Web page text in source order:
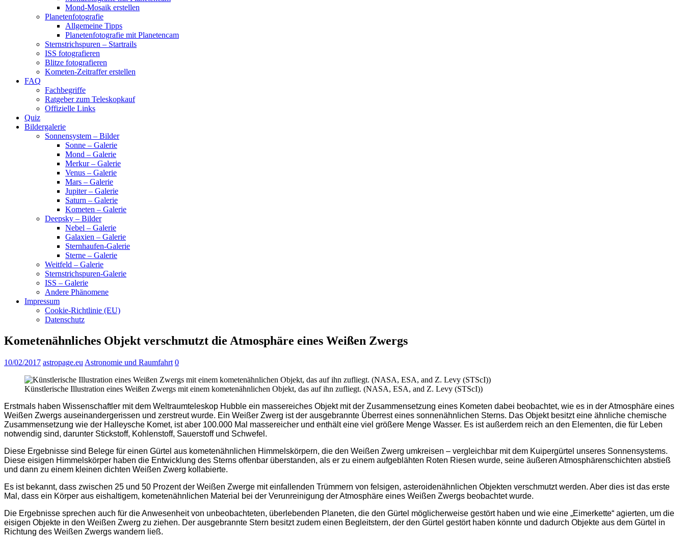
Mond-Mosaik erstellen
Planetenfotografie
Allgemeine Tipps
Planetenfotografie mit Planetencam
Sternstrichspuren – Startrails
ISS fotografieren
Blitze fotografieren
Kometen-Zeitraffer erstellen
FAQ
Fachbegriffe
Ratgeber zum Teleskopkauf
Offizielle Links
Quiz
Bildergalerie
Sonnensystem – Bilder
Sonne – Galerie
Mond – Galerie
Merkur – Galerie
Venus – Galerie
Mars – Galerie
Jupiter – Galerie
Saturn – Galerie
Kometen – Galerie
Deepsky – Bilder
Nebel – Galerie
Galaxien – Galerie
Sternhaufen-Galerie
Sterne – Galerie
Weitfeld – Galerie
Sternstrichspuren-Galerie
ISS – Galerie
Andere Phänomene
Impressum
Cookie-Richtlinie (EU)
Datenschutz
Kometenähnliches Objekt verschmutzt die Atmosphäre eines Weißen Zwergs
10/02/2017 astropage.eu Astronomie und Raumfahrt 0
Künstlerische Illustration eines Weißen Zwergs mit einem kometenähnlichen Objekt, das auf ihn zufliegt. (NASA, ESA, and Z. Levy (STScI))
Erstmals haben Wissenschaftler mit dem Weltraumteleskop Hubble ein massereiches Objekt mit der Zusammensetzung eines Kometen dabei beobachtet, wie es in der Atmosphäre eines
Weißen Zwergs auseinandergerissen und zerstreut wurde. Ein Weißer Zwerg ist der ausgebrannte Überrest eines sonnenähnlichen Sterns. Das Objekt besitzt eine ähnliche chemische
Zusammensetzung wie der Halleysche Komet, ist aber 100.000 Mal massereicher und enthält eine viel größere Menge Wasser. Es ist außerdem reich an den Elementen, die für Leben
notwendig sind, darunter Stickstoff, Kohlenstoff, Sauerstoff und Schwefel.
Diese Ergebnisse sind Belege für einen Gürtel aus kometenähnlichen Himmelskörpern, die den Weißen Zwerg umkreisen – vergleichbar mit dem Kuipergürtel unseres Sonnensystems.
Diese eisigen Himmelskörper haben die Entwicklung des Sterns offenbar überstanden, als er zu einem aufgeblähten Roten Riesen wurde, seine äußeren Atmosphärenschichten abstieß
und dann zu einem kleinen dichten Weißen Zwerg kollabierte.
Es ist bekannt, dass zwischen 25 und 50 Prozent der Weißen Zwerge mit einfallenden Trümmern von felsigen, asteroidenähnlichen Objekten verschmutzt werden. Aber dies ist das erste
Mal, dass ein Körper aus eishaltigem, kometenähnlichen Material bei der Verunreinigung der Atmosphäre eines Weißen Zwergs beobachtet wurde.
Die Ergebnisse sprechen auch für die Anwesenheit von unbeobachteten, überlebenden Planeten, die den Gürtel möglicherweise gestört haben und wie eine „Eimerkette“ agierten, um die
eisigen Objekte in den Weißen Zwerg zu ziehen. Der ausgebrannte Stern besitzt zudem einen Begleitstern, der den Gürtel gestört haben könnte und dadurch Objekte aus dem Gürtel in
Richtung des Weißen Zwergs wandern ließ.